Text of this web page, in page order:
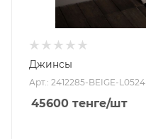
Джинсы
Арт.: 2412285-BEIGE-L0524
45600 тенге/шт